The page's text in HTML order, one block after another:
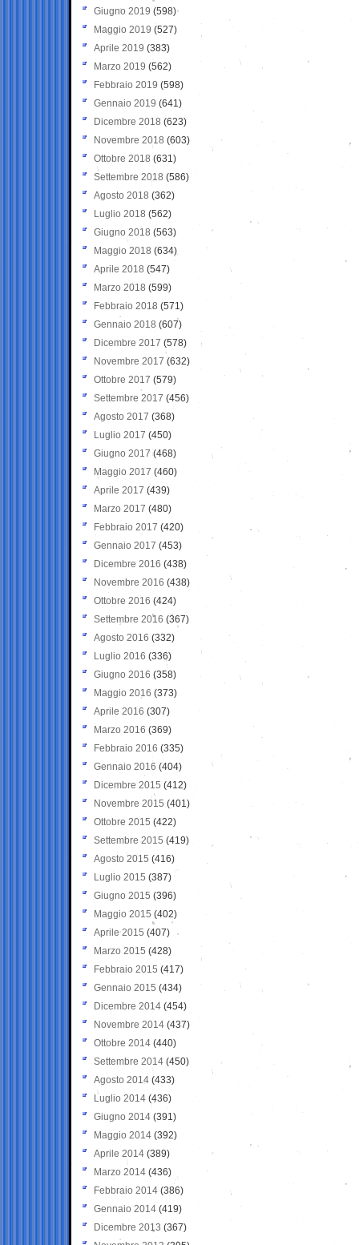
Giugno 2019 (598)
Maggio 2019 (527)
Aprile 2019 (383)
Marzo 2019 (562)
Febbraio 2019 (598)
Gennaio 2019 (641)
Dicembre 2018 (623)
Novembre 2018 (603)
Ottobre 2018 (631)
Settembre 2018 (586)
Agosto 2018 (362)
Luglio 2018 (562)
Giugno 2018 (563)
Maggio 2018 (634)
Aprile 2018 (547)
Marzo 2018 (599)
Febbraio 2018 (571)
Gennaio 2018 (607)
Dicembre 2017 (578)
Novembre 2017 (632)
Ottobre 2017 (579)
Settembre 2017 (456)
Agosto 2017 (368)
Luglio 2017 (450)
Giugno 2017 (468)
Maggio 2017 (460)
Aprile 2017 (439)
Marzo 2017 (480)
Febbraio 2017 (420)
Gennaio 2017 (453)
Dicembre 2016 (438)
Novembre 2016 (438)
Ottobre 2016 (424)
Settembre 2016 (367)
Agosto 2016 (332)
Luglio 2016 (336)
Giugno 2016 (358)
Maggio 2016 (373)
Aprile 2016 (307)
Marzo 2016 (369)
Febbraio 2016 (335)
Gennaio 2016 (404)
Dicembre 2015 (412)
Novembre 2015 (401)
Ottobre 2015 (422)
Settembre 2015 (419)
Agosto 2015 (416)
Luglio 2015 (387)
Giugno 2015 (396)
Maggio 2015 (402)
Aprile 2015 (407)
Marzo 2015 (428)
Febbraio 2015 (417)
Gennaio 2015 (434)
Dicembre 2014 (454)
Novembre 2014 (437)
Ottobre 2014 (440)
Settembre 2014 (450)
Agosto 2014 (433)
Luglio 2014 (436)
Giugno 2014 (391)
Maggio 2014 (392)
Aprile 2014 (389)
Marzo 2014 (436)
Febbraio 2014 (386)
Gennaio 2014 (419)
Dicembre 2013 (367)